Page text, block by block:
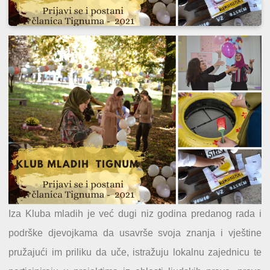
Iza Kluba mladih je već dugi niz godina predanog rada i
podrške djevojkama da usavrše svoja znanja i vještine
pružajući im priliku da uče, istražuju lokalnu zajednicu te